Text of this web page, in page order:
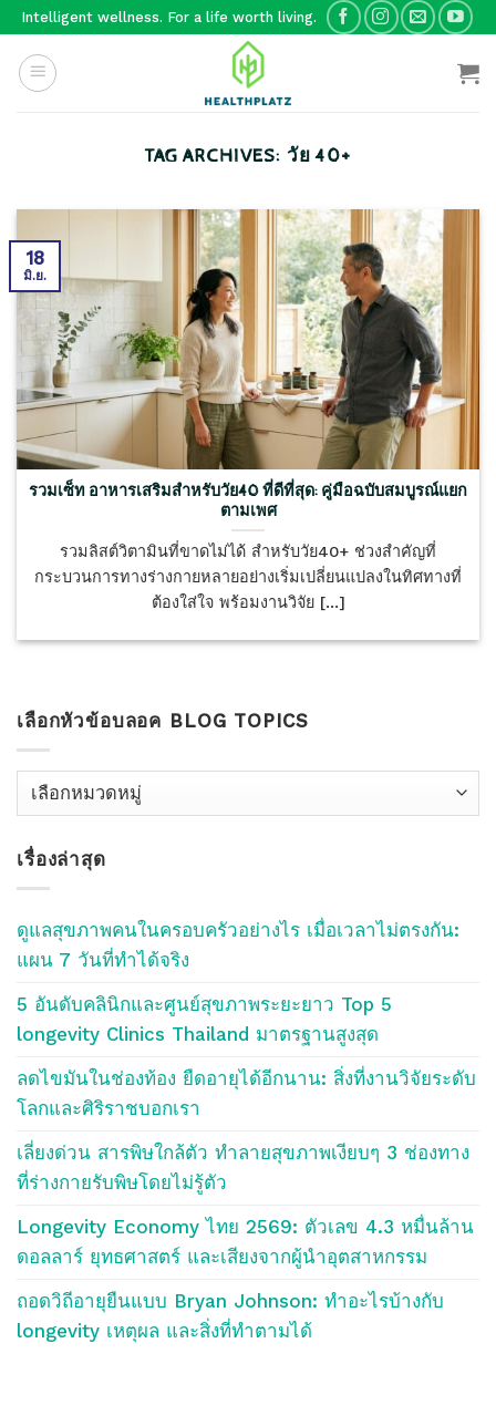
Skip
content
Intelligent wellness. For a life worth living.
TAG ARCHIVES: วัย 40+
รวมเซ็ท อาหารเสริมสำหรับวัย40 ที่ดีที่สุด: คู่มือฉบับสมบูรณ์แยก
ตามเพศ
รวมลิสต์วิตามินที่ขาดไม่ได้ สำหรับวัย40+ ช่วงสำคัญที่
กระบวนการทางร่างกายหลายอย่างเริ่มเปลี่ยนแปลงในทิศทางที่
ต้องใส่ใจ พร้อมงานวิจัย [...]
18
มิ.ย.
เลือกหัวข้อบลอค BLOG TOPICS
เลือก
บลอค
Blog
เรื่องล่าสุด
ดูแลสุขภาพคนในครอบครัวอย่างไร เมื่อเวลาไม่ตรงกัน:
แผน 7 วันที่ทำได้จริง
5 อันดับคลินิกและศูนย์สุขภาพระยะยาว Top 5
longevity Clinics Thailand มาตรฐานสูงสุด
ลดไขมันในช่องท้อง ยืดอายุได้อีกนาน: สิ่งที่งานวิจัยระดับ
โลกและศิริราชบอกเรา
เลี่ยงด่วน สารพิษใกล้ตัว ทำลายสุขภาพเงียบๆ 3 ช่องทาง
ที่ร่างกายรับพิษโดยไม่รู้ตัว
Longevity Economy ไทย 2569: ตัวเลข 4.3 หมื่นล้าน
ดอลลาร์ ยุทธศาสตร์ และเสียงจากผู้นำอุตสาหกรรม
ถอดวิถีอายุยืนแบบ Bryan Johnson: ทำอะไรบ้างกับ
longevity เหตุผล และสิ่งที่ทำตามได้